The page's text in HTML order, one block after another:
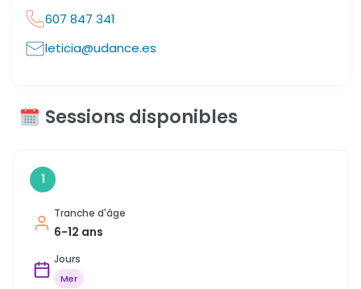
607 847 341
leticia@udance.es
Sessions disponibles
1
Tranche d'âge
6-12 ans
Jours
Mer